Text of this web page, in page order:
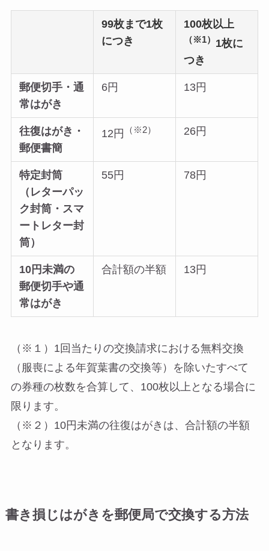
99枚まで1枚
につき
100枚以上
（※1） 1枚に
つき
郵便切手・通
常はがき
6円 13円
往復はがき・
郵便書簡
12円 （※2） 26円
特定封筒
（レターパッ
ク封筒・スマ
ートレター封
筒）
55円 78円
10円未満の
郵便切手や通
常はがき
合計額の半額 13円
（※１）1回当たりの交換請求における無料交換
（服喪による年賀葉書の交換等）を除いたすべて
の券種の枚数を合算して、100枚以上となる場合に
限ります。
（※２）10円未満の往復はがきは、合計額の半額
となります。
書き損じはがきを郵便局で交換する方法